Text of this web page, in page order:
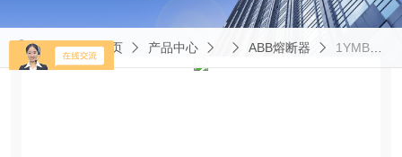
当前位置：首页 产品中心 ABB熔断器 1YMB711235M4612熔断器